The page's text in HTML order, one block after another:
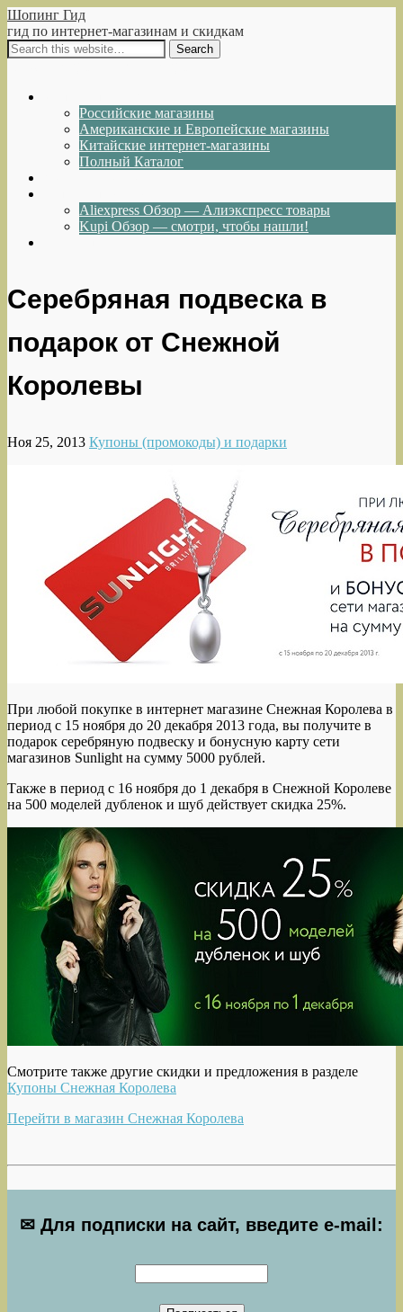
Шопинг Гид
гид по интернет-магазинам и скидкам
Российские магазины
Американские и Европейские магазины
Китайские интернет-магазины
Полный Каталог
Aliexpress Обзор — Алиэкспресс товары
Kupi Обзор — смотри, чтобы нашли!
Серебряная подвеска в
подарок от Снежной
Королевы
Ноя 25, 2013 Купоны (промокоды) и подарки
При любой покупке в интернет магазине Снежная Королева в
период с 15 ноября до 20 декабря 2013 года, вы получите в
подарок серебряную подвеску и бонусную карту сети
магазинов Sunlight на сумму 5000 рублей.
Также в период с 16 ноября до 1 декабря в Снежной Королеве
на 500 моделей дубленок и шуб действует скидка 25%.
Смотрите также другие скидки и предложения в разделе
Купоны Снежная Королева
Перейти в магазин Снежная Королева
✉ Для подписки на сайт, введите e-mail: